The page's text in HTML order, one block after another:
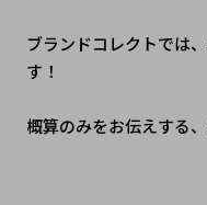
ブランドコレクトでは、
す！
概算のみをお伝えする